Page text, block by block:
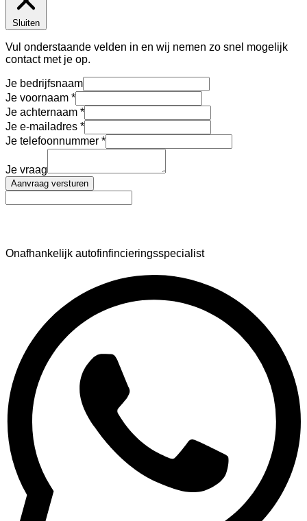
Sluiten
Vul onderstaande velden in en wij nemen zo snel mogelijk
contact met je op.
Je bedrijfsnaam
Je voornaam
Je achternaam
Je e-mailadres
Je telefoonnummer
Je vraag
Aanvraag versturen
Onafhankelijk autofinfincieringsspecialist